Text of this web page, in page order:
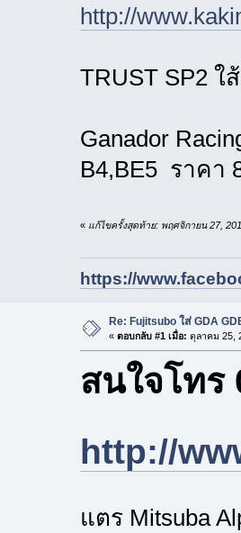
http://
TRUST SP2 ใ
Ganador
B4,BE5 ราคา
« แก้ไขครั้งสุดท้าย: พฤศจิกายน 27,
https://
Re: Fujitsubo ใส่ GDA
« ตอบกลับ #1 เมื่อ: ตุลาคม 25,
สนใจโทร
http://
แตร Mitsuba